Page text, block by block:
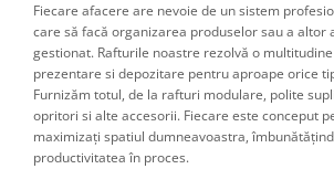
Fiecare afacere are nevoie de un sistem
care să facă organizarea produselor sau a altor
gestionat. Rafturile noastre rezolvă o
prezentare si depozitare pentru aproape orice
Furnizăm totul, de la rafturi modulare, polite
opritori si alte accesorii. Fiecare este conceput
maximizați spatiul dumneavoastra,
productivitatea în proces.